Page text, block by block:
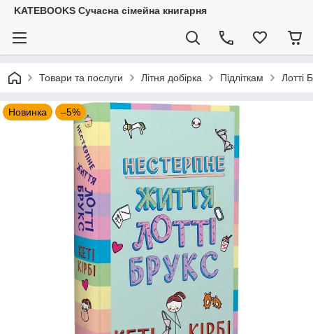
KATEBOOKS Сучасна сімейна книгарня
Товари та послуги Літня добірка Підліткам Лотті
Новинка –5%